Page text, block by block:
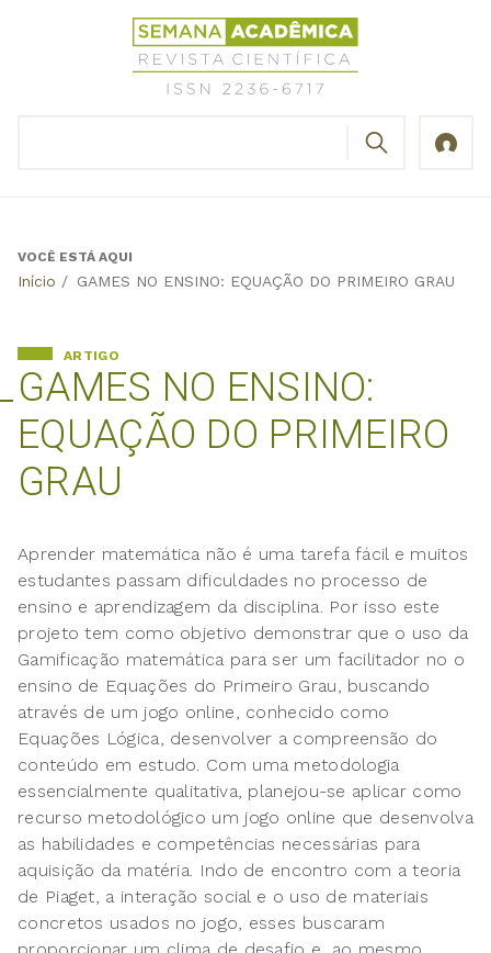
Revista
Científica
Semana
Back
VOCÊ ESTÁ AQUI
Início / GAMES NO ENSINO: EQUAÇÃO DO PRIMEIRO GRAU
GAMES NO ENSINO:
EQUAÇÃO DO PRIMEIRO
GRAU
ARTIGO
Aprender matemática não é uma tarefa fácil e muitos
estudantes passam dificuldades no processo de
ensino e aprendizagem da disciplina. Por isso este
projeto tem como objetivo demonstrar que o uso da
Gamificação matemática para ser um facilitador no o
ensino de Equações do Primeiro Grau, buscando
através de um jogo online, conhecido como
Equações Lógica, desenvolver a compreensão do
conteúdo em estudo. Com uma metodologia
essencialmente qualitativa, planejou-se aplicar como
recurso metodológico um jogo online que desenvolva
as habilidades e competências necessárias para
aquisição da matéria. Indo de encontro com a teoria
de Piaget, a interação social e o uso de materiais
concretos usados no jogo, esses buscaram